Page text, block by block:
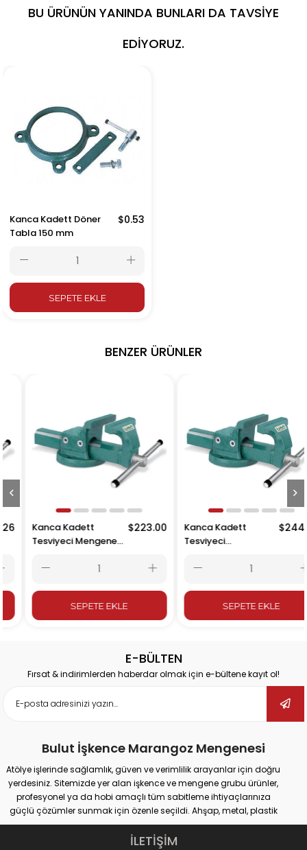
BU ÜRÜNÜN YANINDA BUNLARI DA TAVSIYE
EDIYORUZ.
Kanca Kadett Döner
Tabla 150 mm
$0.53
SEPETE EKLE
BENZER ÜRÜNLER
Kanca Kadett
Tesviyeci Mengenesi
$223.00
SEPETE EKLE
Kanca Kadett
Tesviyeci
$244.73
SEPETE EKLE
E-BÜLTEN
Fırsat & indirimlerden haberdar olmak için e-bültene kayıt ol!
Bulut İşkence Marangoz Mengenesi
Atölye işlerinde sağlamlık, güven ve verimlilik arayanlar için doğru
yerdesiniz. Sitemizde yer alan işkence ve mengene grubu ürünler,
profesyonel ya da hobi amaçlı tüm sabitleme ihtiyaçlarınıza
güçlü çözümler sunmak için özenle seçildi. Ahşap, metal, plastik
gibi farklı yüzeylerde güvenli tutuş sağlayan ürünlerimiz;
marangozluk, kaynak, delme, montaj ve tamir gibi pek çok alanda
İLETİŞİM